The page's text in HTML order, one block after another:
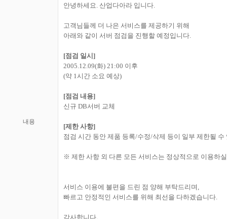
내용
안녕하세요. 산업다아라 입니다.
고객님들께 더 나은 서비스를 제공하기 위해
아래와 같이 서버 점검을 진행할 예정입니다.
[점검 일시]
2005.12.09(화) 21:00 이후
(약 1시간 소요 예상)
[점검 내용]
신규 DB서버 교체
[제한 사항]
점검 시간 동안 제품 등록/수정/삭제 등이 일부 제한될 수
※ 제한 사항 외 다른 모든 서비스는 정상적으로 이용하
서비스 이용에 불편을 드린 점 양해 부탁드리며,
빠르고 안정적인 서비스를 위해 최선을 다하겠습니다.
감사합니다.